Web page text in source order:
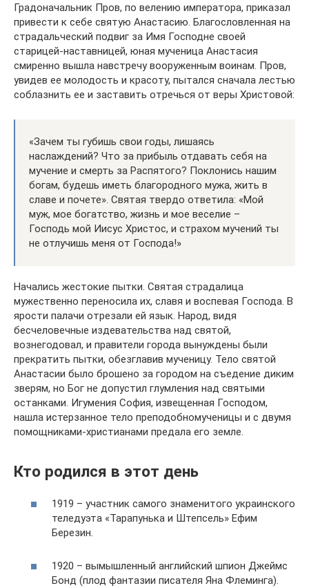
Градоначальник Пров, по велению императора, приказал
привести к себе святую Анастасию. Благословленная на
страдальческий подвиг за Имя Господне своей
старицей-наставницей, юная мученица Анастасия
смиренно вышла навстречу вооруженным воинам. Пров,
увидев ее молодость и красоту, пытался сначала лестью
соблазнить ее и заставить отречься от веры Христовой:
«Зачем ты губишь свои годы, лишаясь
наслаждений? Что за прибыль отдавать себя на
мучение и смерть за Распятого? Поклонись нашим
богам, будешь иметь благородного мужа, жить в
славе и почете». Святая твердо ответила: «Мой
муж, мое богатство, жизнь и мое веселие –
Господь мой Иисус Христос, и страхом мучений ты
не отлучишь меня от Господа!»
Начались жестокие пытки. Святая страдалица
мужественно переносила их, славя и воспевая Господа. В
ярости палачи отрезали ей язык. Народ, видя
бесчеловечные издевательства над святой,
вознегодовал, и правители города вынуждены были
прекратить пытки, обезглавив мученицу. Тело святой
Анастасии было брошено за городом на съедение диким
зверям, но Бог не допустил глумления над святыми
останками. Игумения София, извещенная Господом,
нашла истерзанное тело преподобномученицы и с двумя
помощниками-христианами предала его земле.
Кто родился в этот день
1919 – участник самого знаменитого украинского
теледуэта «Тарапунька и Штепсель» Ефим
Березин.
1920 – вымышленный английский шпион Джеймс
Бонд (плод фантазии писателя Яна Флеминга).